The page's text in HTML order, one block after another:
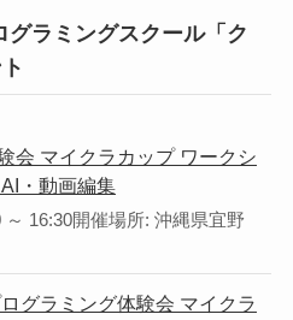
ラミングスクール「ク
会 マイクラカップ ワークシ
・動画編集
～ 16:30開催場所: 沖縄県宜野
グラミング体験会 マイクラ